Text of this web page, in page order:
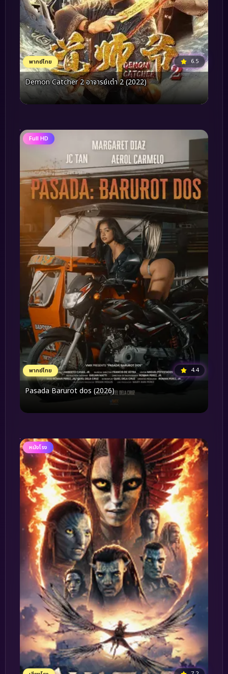
พากย์ไทย 6.5
Demon Catcher 2 อาจารย์เต๋า 2 (2022)
Full HD
พากย์ไทย 4.4
Pasada Barurot dos (2026)
หนังโรง